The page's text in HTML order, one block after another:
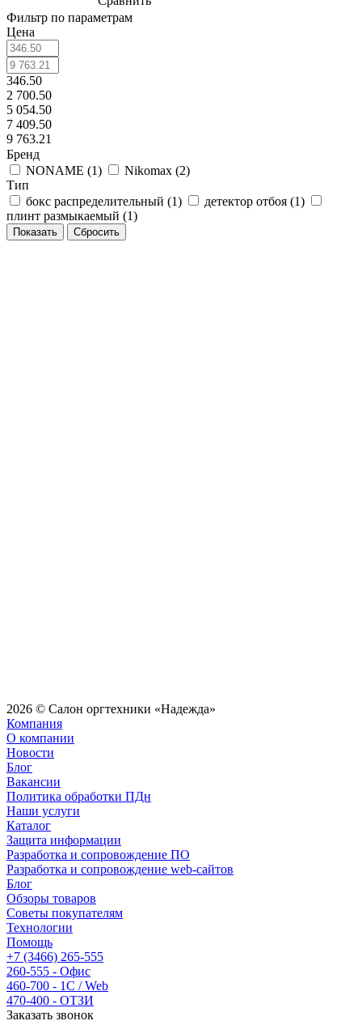
Фильтр по параметрам
Цена
346.50
2 700.50
5 054.50
7 409.50
9 763.21
Бренд
NONAME (1) Nikomax (2)
Тип
бокс распределительный (1) детектор отбоя (1)
плинт размыкаемый (1)
Сбросить
2026 © Салон оргтехники «Надежда»
Компания
О компании
Новости
Блог
Вакансии
Политика обработки ПДн
Наши услуги
Каталог
Защита информации
Разработка и сопровождение ПО
Разработка и сопровождение web-сайтов
Блог
Обзоры товаров
Советы покупателям
Технологии
Помощь
+7 (3466) 265-555
260-555 - Офис
460-700 - 1C / Web
470-400 - ОТЗИ
Заказать звонок